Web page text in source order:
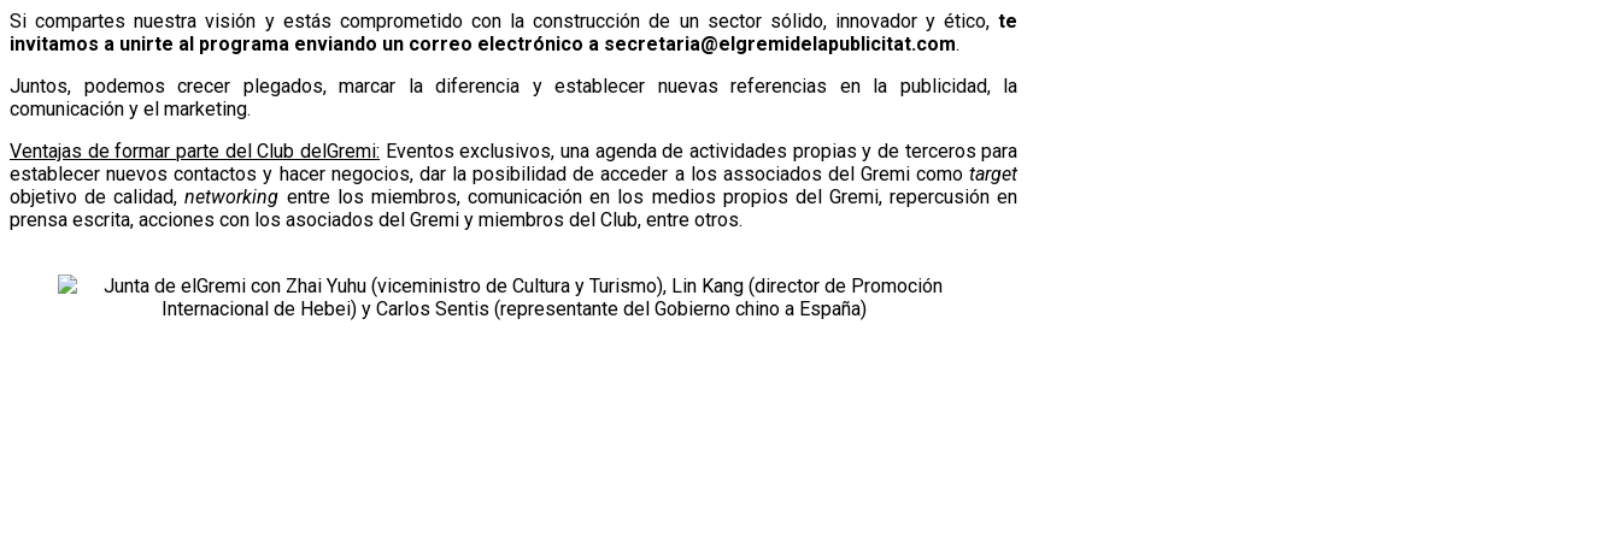
Si compartes nuestra visión y estás comprometido con la construcción de un sector sólido, innovador y ético,te
invitamos a unirte al programa enviando un correo electrónico a secretaria@elgremidelapublicitat.com.
Juntos, podemos crecer plegados, marcar la diferencia y establecer nuevas referencias en la publicidad, la
comunicación y el marketing.
Ventajas de formar parte del ClubdelGremi: Eventos exclusivos, una agenda de actividades propias y de terceros para
establecer nuevos contactos y hacer negocios, dar la posibilidad de acceder a los associados del Gremi comotarget
objetivo de calidad,networking entre los miembros, comunicación en los medios propios delGremi, repercusión en
prensa escrita, acciones con los asociados del Gremi y miembros del Club, entre otros.